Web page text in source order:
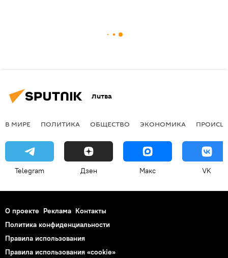
Литва
В МИРЕ ПОЛИТИКА ОБЩЕСТВО ЭКОНОМИКА
Telegram Дзен Макс VK
О проекте Реклама Контакты
Политика конфиденциальности
Правила использования
Правила использования «cookie»